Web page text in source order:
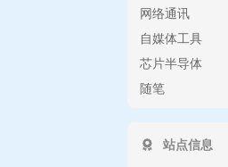
网络通讯
自媒体工具
芯片半导体
随笔
站点信息